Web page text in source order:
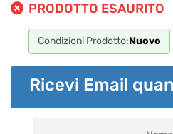
PRODOTTO ESAURITO
Condizioni Prodotto:Nuovo
Ricevi Email